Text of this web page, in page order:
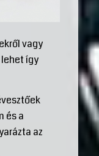
vagy
így
és a
az